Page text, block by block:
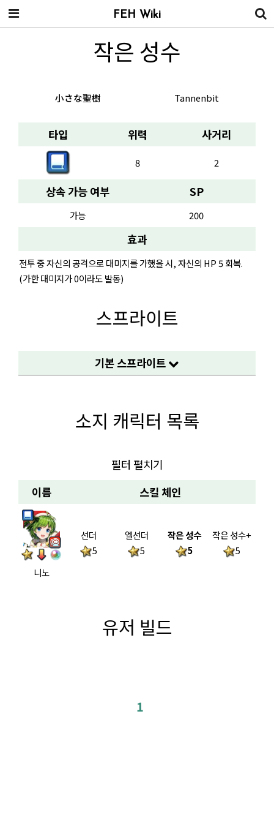
작은 성수
小さな聖樹 Tannenbit
타입 위력 사거리
8 2
상속 가능 여부 SP
가능 200
효과
전투 중 자신의 공격으로 대미지를 가했을 시, 자신의 HP 5 회복.
(가한 대미지가 0이라도 발동)
스프라이트
기본 스프라이트
소지 캐릭터 목록
필터 펼치기
이름 스킬 체인
니노
선더
5
엘선더
5
작은 성수
5
작은 성수+
5
유저 빌드
1
FEH Wiki